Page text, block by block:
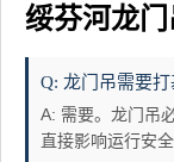
绥芬河龙
Q: 龙门吊需要打
A: 需要。龙门吊
直接影响运行安